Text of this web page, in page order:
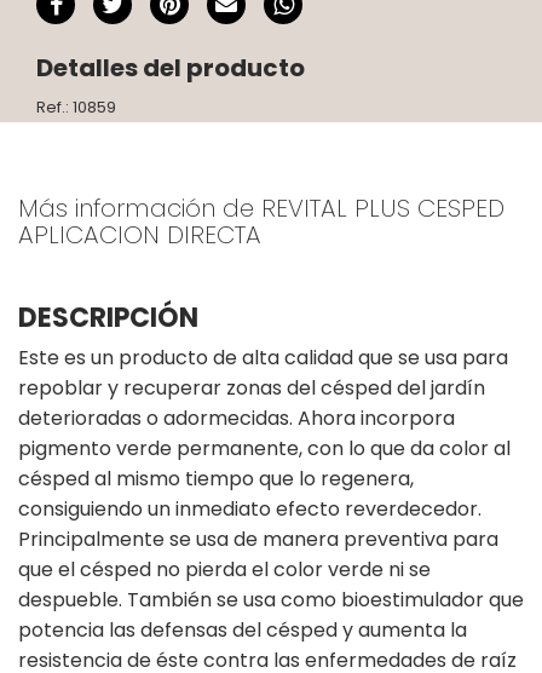
Detalles del producto
Ref.: 10859
Más información de REVITAL PLUS CESPED
APLICACION DIRECTA
DESCRIPCIÓN
Este es un producto de alta calidad que se usa para
repoblar y recuperar zonas del césped del jardín
deterioradas o adormecidas. Ahora incorpora
pigmento verde permanente, con lo que da color al
césped al mismo tiempo que lo regenera,
consiguiendo un inmediato efecto reverdecedor.
Principalmente se usa de manera preventiva para
que el césped no pierda el color verde ni se
despueble. También se usa como bioestimulador que
potencia las defensas del césped y aumenta la
resistencia de éste contra las enfermedades de raíz